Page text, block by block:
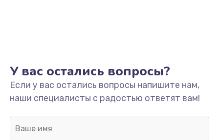
У вас остались вопросы?
Если у вас остались вопросы напишите нам,
наши специалисты с радостью ответят вам!